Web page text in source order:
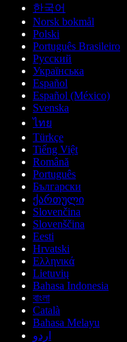
한국어
Norsk bokmål
Polski
Português Brasileiro
Русский
Українська
Español
Español (México)
Svenska
ไทย
Türkçe
Tiếng Việt
Română
Português
Български
ქართული
Slovenčina
Slovenščina
Eesti
Hrvatski
Ελληνικά
Lietuvių
Bahasa Indonesia
বাংলা
Català
Bahasa Melayu
اردو